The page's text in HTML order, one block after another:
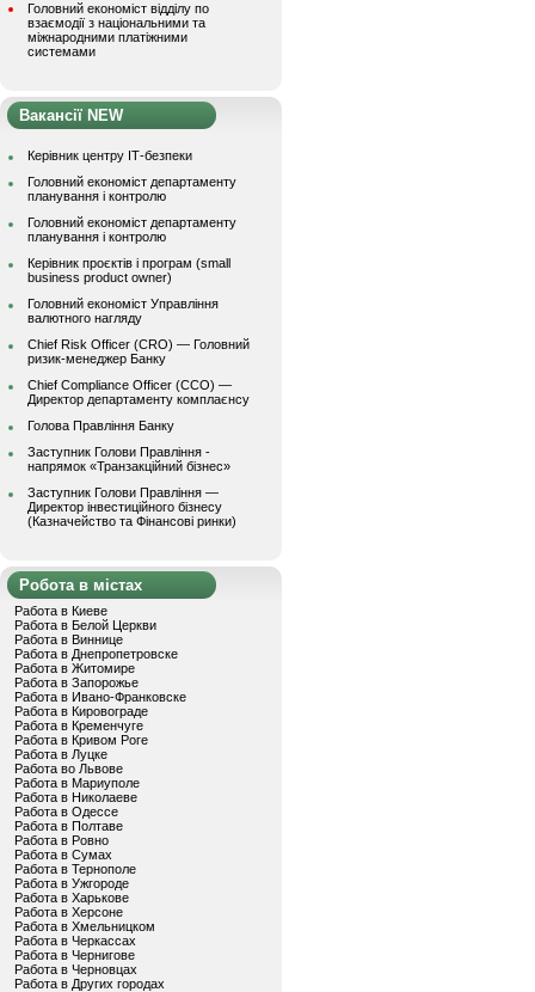
Головний економіст відділу по
взаємодії з національними та
міжнародними платіжними
системами
Вакансії NEW
Керівник центру ІТ-безпеки
Головний економіст департаменту
планування і контролю
Головний економіст департаменту
планування і контролю
Керівник проєктів і програм (small
business product owner)
Головний економіст Управління
валютного нагляду
Chief Risk Officer (CRO) — Головний
ризик-менеджер Банку
Chief Compliance Officer (CCO) —
Директор департаменту комплаєнсу
Голова Правління Банку
Заступник Голови Правління -
напрямок «Транзакційний бізнес»
Заступник Голови Правління —
Директор інвестиційного бізнесу
(Казначейство та Фінансові ринки)
Робота в містах
Работа в Киеве
Работа в Белой Церкви
Работа в Виннице
Работа в Днепропетровске
Работа в Житомире
Работа в Запорожье
Работа в Ивано-Франковске
Работа в Кировограде
Работа в Кременчуге
Работа в Кривом Роге
Работа в Луцке
Работа во Львове
Работа в Мариуполе
Работа в Николаеве
Работа в Одессе
Работа в Полтаве
Работа в Ровно
Работа в Сумах
Работа в Тернополе
Работа в Ужгороде
Работа в Харькове
Работа в Херсоне
Работа в Хмельницком
Работа в Черкассах
Работа в Чернигове
Работа в Черновцах
Работа в Других городах